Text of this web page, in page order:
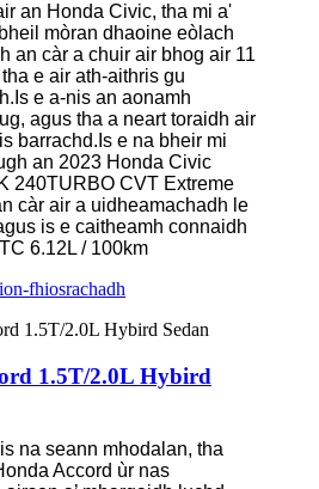
an Honda Civic, tha mi a'
mòran dhaoine eòlach
an càr a chuir air bhog air 11
tha e air ath-aithris gu
e a-nis an aonamh
agus tha a neart toraidh air
barrachd.Is e na bheir mi
an 2023 Honda Civic
240TURBO CVT Extreme
càr air a uidheamachadh le
is e caitheamh connaidh
6.12L / 100km
fhiosrachadh
1.5T/2.0L Hybird
na seann mhodalan, tha
Accord ùr nas